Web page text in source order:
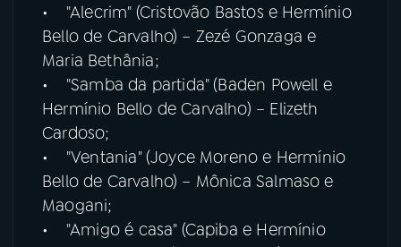
• "Alecrim" (Cristovão Bastos e Hermínio
Bello de Carvalho) – Zezé Gonzaga e
Maria Bethânia;
• "Samba da partida" (Baden Powell e
Hermínio Bello de Carvalho) – Elizeth
Cardoso;
• "Ventania" (Joyce Moreno e Hermínio
Bello de Carvalho) – Mônica Salmaso e
Maogani;
• "Amigo é casa" (Capiba e Hermínio